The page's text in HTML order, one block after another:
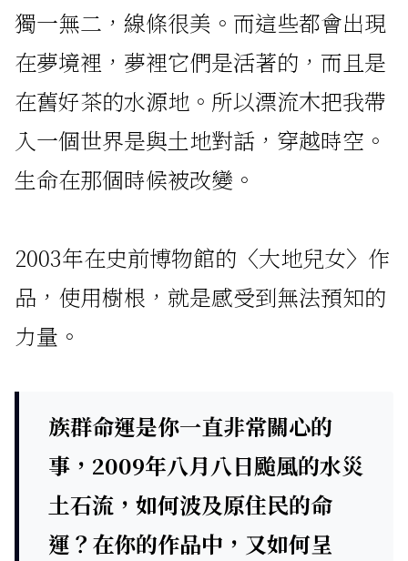
獨一無二，線條很美。而這些都會出現
在夢境裡，夢裡它們是活著的，而且是
在舊好茶的水源地。所以漂流木把我帶
入一個世界是與土地對話，穿越時空。
生命在那個時候被改變。
2003年在史前博物館的〈大地兒女〉作
品，使用樹根，就是感受到無法預知的
力量。
族群命運是你一直非常關心的
事，2009年八月八日颱風的水災
土石流，如何波及原住民的命
運？在你的作品中，又如何呈